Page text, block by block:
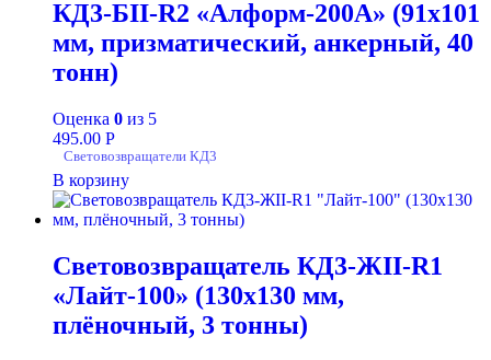
КД3-БII-R2 «Алформ-200А» (91х101
мм, призматический, анкерный, 40
тонн)
Оценка 0 из 5
495.00 Р
Световозвращатели КД3
В корзину
Световозвращатель КД3-ЖII-R1
«Лайт-100» (130х130 мм,
плёночный, 3 тонны)